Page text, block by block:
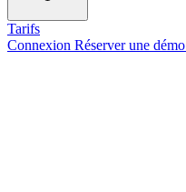
Tarifs
Connexion Réserver une démo